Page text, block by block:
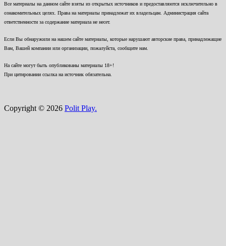
Все материалы на данном сайте взяты из открытых источников и предоставляются исключительно в
ознакомительных целях. Права на материалы принадлежат их владельцам. Администрация сайта
ответственности за содержание материала не несет.
Если Вы обнаружили на нашем сайте материалы, которые нарушают авторские права, принадлежащие
Вам, Вашей компании или организации, пожалуйста, сообщите нам.
На сайте могут быть опубликованы материалы 18+!
При цитировании ссылка на источник обязательна.
Copyright © 2026 Polit Play.